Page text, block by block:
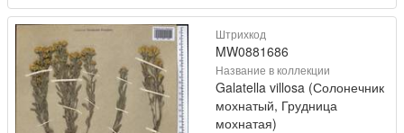
Штрихкод
MW0881686
Название в коллекции
Galatella villosa (Солонечник
мохнатый, Грудница
мохнатая)